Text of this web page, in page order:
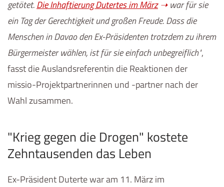
getötet.Die Inhaftierung Dutertes im März
war für sie
ein Tag der Gerechtigkeit und großen Freude. Dass die
Menschen in Davao den Ex-Präsidenten trotzdem zu ihrem
Bürgermeister wählen, ist für sie einfach unbegreiflich ,
fasst die Auslandsreferentin die Reaktionen der
missio-Projektpartnerinnen und -partner nach der
Wahl zusammen.
"Krieg gegen die Drogen" kostete
Zehntausenden das Leben
Ex-Präsident Duterte war am 11. März im